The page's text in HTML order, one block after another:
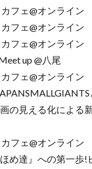
フェ@オンライン
フェ@オンライン
フェ@オンライン
up @八尾
フェ@オンライン
の見える化による
フェ@オンライン
め達』への第一歩!